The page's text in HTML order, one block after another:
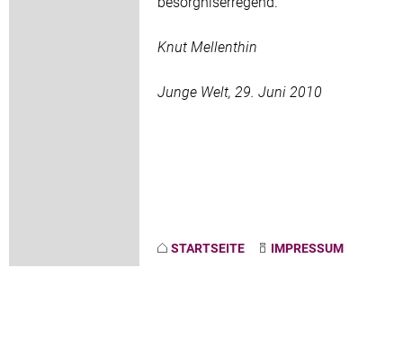
Knut Mellenthin
Junge Welt, 29. Juni 2010
STARTSEITE IMPRESSUM